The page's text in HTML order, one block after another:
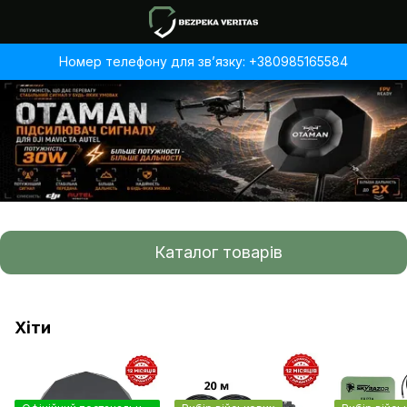
Номер телефону для звʼязку: +380985165584
Каталог товарів
Хіти